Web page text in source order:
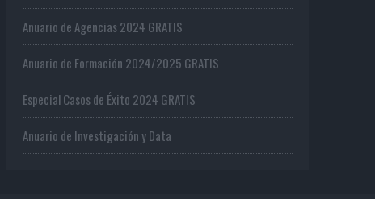
Anuario de Agencias 2024 GRATIS
Anuario de Formación 2024/2025 GRATIS
Especial Casos de Éxito 2024 GRATIS
Anuario de Investigación y Data